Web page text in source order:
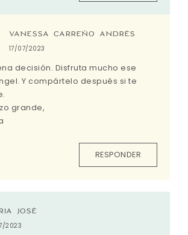
VANESSA CARREÑO ANDRÉS
17/07/2023
decisión. Disfruta mucho ese
Y compártelo después si te
grande,
RESPONDER
JOSÉ
2023